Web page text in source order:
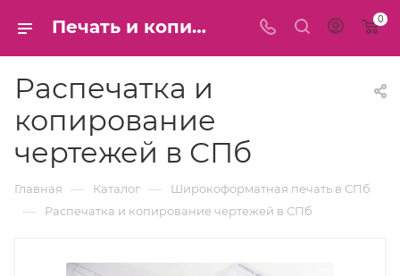
Печать и копирование чертежей формата А1 А0 - Распечатать чертёж большого масштаба на широкоформатном плоттере - Напечатать цветные и ЧБ чертежи - цена в СПб 0
Распечатка и
копирование
чертежей в СПб
Главная — Каталог — Широкоформатная печать в СПб
— Распечатка и копирование чертежей в СПб